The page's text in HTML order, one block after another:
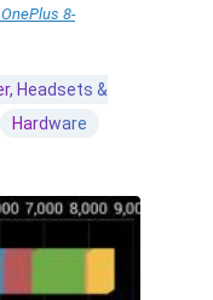
8-
Headsets &
Hardware